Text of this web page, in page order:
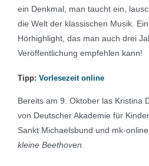
ein Denkmal, man taucht ein,
die Welt der klassischen Musik.
Hörhighlight, das man auch drei
Veröffentlichung empfehlen kann!
Tipp: Vorlesezeit online
Bereits am 9. Oktober las Kristina
von Deutscher Akademie für
Sankt Michaelsbund und mk-
kleine Beethoven.